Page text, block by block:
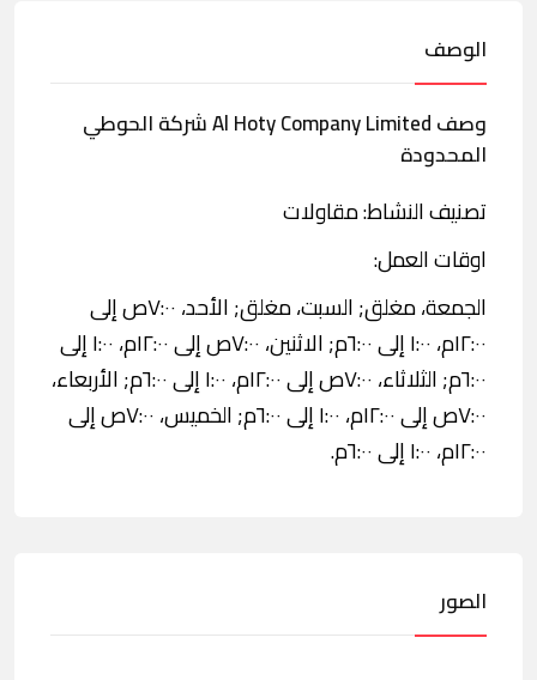
الوصف
وصف Al Hoty Company Limited شركة الحوطي
المحدودة
تصنيف النشاط: مقاولات
اوقات العمل:
الجمعة، مغلق; السبت، مغلق; الأحد، ٧:٠٠ص إلى
١٢:٠٠م، ١:٠٠ إلى ٦:٠٠م; الاثنين، ٧:٠٠ص إلى ١٢:٠٠م، ١:٠٠ إلى
٦:٠٠م; الثلاثاء، ٧:٠٠ص إلى ١٢:٠٠م، ١:٠٠ إلى ٦:٠٠م; الأربعاء،
٧:٠٠ص إلى ١٢:٠٠م، ١:٠٠ إلى ٦:٠٠م; الخميس، ٧:٠٠ص إلى
١٢:٠٠م، ١:٠٠ إلى ٦:٠٠م.
الصور